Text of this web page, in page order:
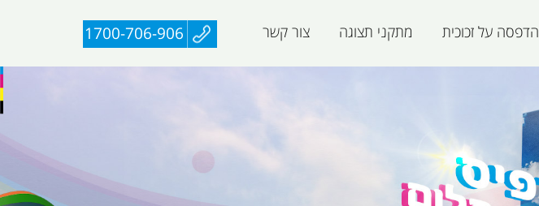
1700-706-906 הדפסה על זכוכית מתקני תצוגה צור קשר